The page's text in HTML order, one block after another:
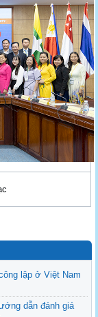
lập ở Việt Nam
dẫn đánh giá